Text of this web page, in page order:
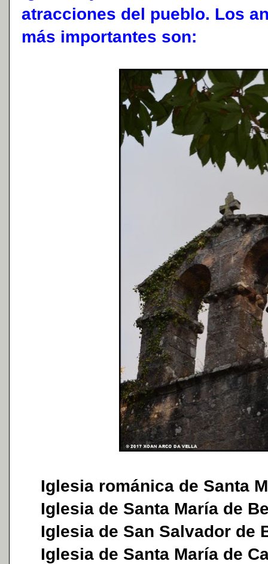
atracciones del pueblo. Los
más importantes son:
Iglesia románica de Santa
Iglesia de Santa María de
Iglesia de San Salvador de
Iglesia de Santa María de